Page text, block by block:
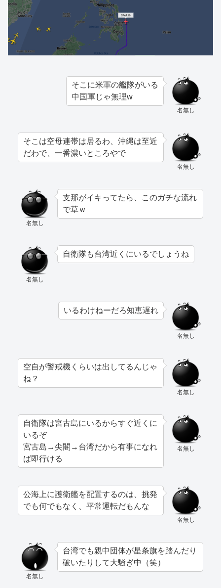
名無し
そこに米軍の艦隊がいる
中国軍じゃ無理w
名無し
そこは空母連帯は居るわ、沖縄は至近
だわで、一番濃いところやで
名無し
支那がイキってたら、このガチな流れ
で草ｗ
名無し
自衛隊も台湾近くにいるでしょうね
名無し
いるわけねーだろ知恵遅れ
名無し
空自が警戒機くらいは出してるんじゃ
ね？
名無し
自衛隊は宮古島にいるからすぐ近くに
いるぞ
宮古島→尖閣→台湾だから有事になれ
ば即行ける
名無し
公海上に護衛艦を配置するのは、挑発
でも何でもなく、平常運転だもんな
名無し
台湾でも親中団体が星条旗を踏んだり
破いたりして大騒ぎ中（笑）